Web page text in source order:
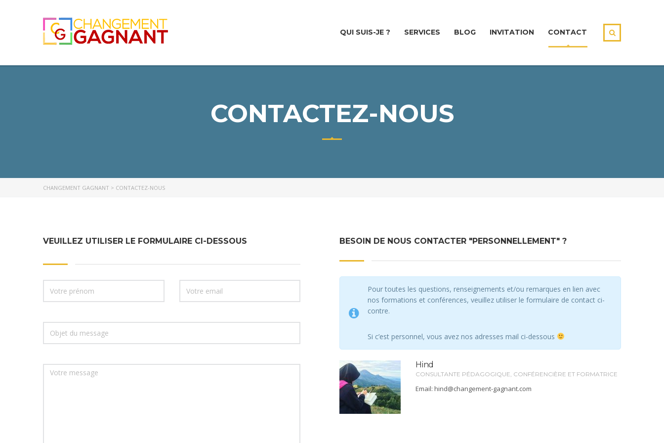
QUI SUIS-JE ? SERVICES BLOG INVITATION CONTACT
CONTACTEZ-NOUS
CHANGEMENT GAGNANT > CONTACTEZ-NOUS
VEUILLEZ UTILISER LE FORMULAIRE CI-DESSOUS BESOIN DE NOUS CONTACTER "PERSONNELLEMENT" ?
Pour toutes les questions, renseignements et/ou remarques en lien avec
nos formations et conférences, veuillez utiliser le formulaire de contact ci-
contre.
Si c’est personnel, vous avez nos adresses mail ci-dessous
Hind
CONSULTANTE PÉDAGOGIQUE, CONFÉRENCIÈRE ET FORMATRICE
Email: hind@changement-gagnant.com